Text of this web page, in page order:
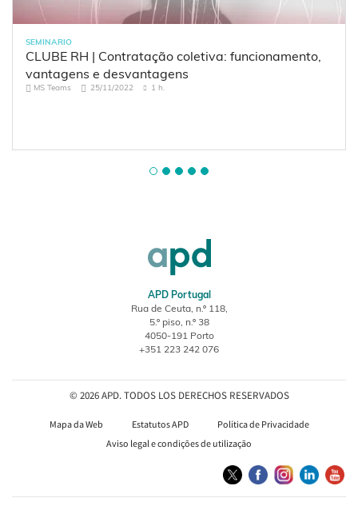
SEMINARIO
CLUBE RH | Contratação coletiva: funcionamento,
vantagens e desvantagens
MS Teams 25/11/2022 1 h.
APD Portugal
Rua de Ceuta, n.º 118,
5.º piso, n.º 38
4050-191 Porto
+351 223 242 076
© 2026 APD. TODOS LOS DERECHOS RESERVADOS
Mapa da Web Estatutos APD
Política de Privacidade
Aviso legal e condições de utilização